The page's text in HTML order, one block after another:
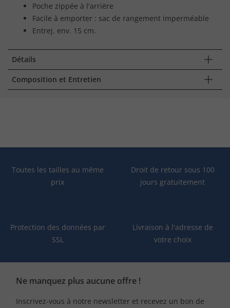
Poche zippée à l'arrière
Facile à emporter : sac de rangement imperméable
Entrej. env. 15 cm.
Détails
Composition et Entretien
Toutes les tailles au même
prix
Droit de retour sous 100
jours gratuitement
Protection des données par
SSL
Livraison à l'adresse de
votre choix
Ne manquez plus aucune offre !
Inscrivez-vous à notre newsletter et recevez un bon de